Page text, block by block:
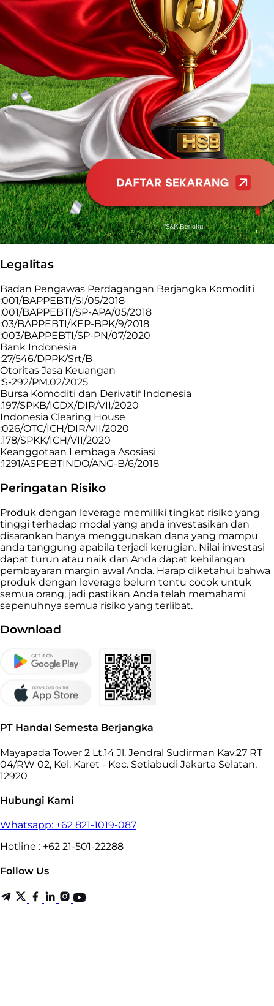
Legalitas
Badan Pengawas Perdagangan Berjangka Komoditi
:001/BAPPEBTI/SI/05/2018
:001/BAPPEBTI/SP-APA/05/2018
:03/BAPPEBTI/KEP-BPK/9/2018
:003/BAPPEBTI/SP-PN/07/2020
Bank Indonesia
:27/546/DPPK/Srt/B
Otoritas Jasa Keuangan
:S-292/PM.02/2025
Bursa Komoditi dan Derivatif Indonesia
:197/SPKB/ICDX/DIR/VII/2020
Indonesia Clearing House
:026/OTC/ICH/DIR/VII/2020
:178/SPKK/ICH/VII/2020
Keanggotaan Lembaga Asosiasi
:1291/ASPEBTINDO/ANG-B/6/2018
Peringatan Risiko
Produk dengan leverage memiliki tingkat risiko yang
tinggi terhadap modal yang anda investasikan dan
disarankan hanya menggunakan dana yang mampu
anda tanggung apabila terjadi kerugian. Nilai investasi
dapat turun atau naik dan Anda dapat kehilangan
pembayaran margin awal Anda. Harap diketahui bahwa
produk dengan leverage belum tentu cocok untuk
semua orang, jadi pastikan Anda telah memahami
sepenuhnya semua risiko yang terlibat.
Download
PT Handal Semesta Berjangka
Mayapada Tower 2 Lt.14 Jl. Jendral Sudirman Kav.27 RT
04/RW 02, Kel. Karet - Kec. Setiabudi Jakarta Selatan,
12920
Hubungi Kami
Whatsapp: +62 821-1019-087
Hotline : +62 21-501-22288
Follow Us